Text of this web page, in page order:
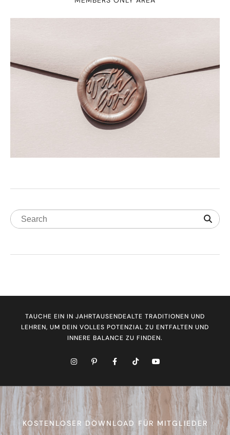
TAUCHE EIN IN JAHRTAUSENDEALTE TRADITIONEN UND
LEHREN, UM DEIN VOLLES POTENZIAL ZU ENTFALTEN UND
INNERE BALANCE ZU FINDEN.
KOSTENLOSER DOWNLOAD FÜR MITGLIEDER